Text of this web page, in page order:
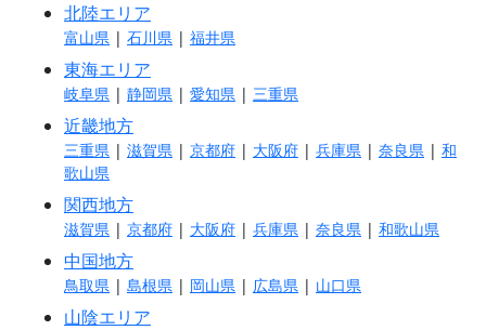
北陸エリア
富山県 | 石川県 | 福井県
東海エリア
岐阜県 | 静岡県 | 愛知県 | 三重県
近畿地方
三重県 | 滋賀県 | 京都府 | 大阪府 | 兵庫県 | 奈良県 | 和
歌山県
関西地方
滋賀県 | 京都府 | 大阪府 | 兵庫県 | 奈良県 | 和歌山県
中国地方
鳥取県 | 島根県 | 岡山県 | 広島県 | 山口県
山陰エリア